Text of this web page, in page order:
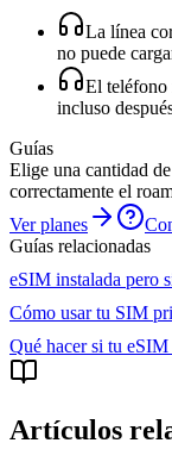
La línea
no puede
El teléfono
incluso
Guías
Elige una cantidad
correctamente el
Ver planes
Guías relacionadas
eSIM instalada pero
Cómo usar tu SIM
Qué hacer si tu eSIM
Artículos